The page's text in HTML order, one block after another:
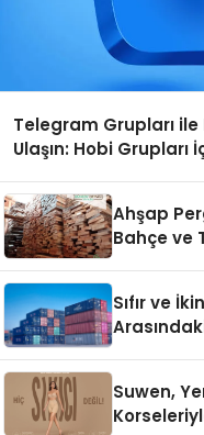
Telegram Grupları
Ulaşın: Hobi Grupları
Ahşap
Bahçe ve
Sıfır ve
Suwen,